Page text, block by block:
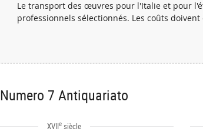
Le transport des œuvres pour l'Italie et pour
professionnels sélectionnés. Les coûts doivent
Numero 7 Antiquariato
XVIIe siècle